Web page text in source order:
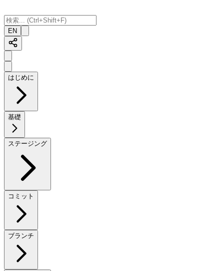
EN
はじめに
基礎
ステージング
コミット
ブランチ